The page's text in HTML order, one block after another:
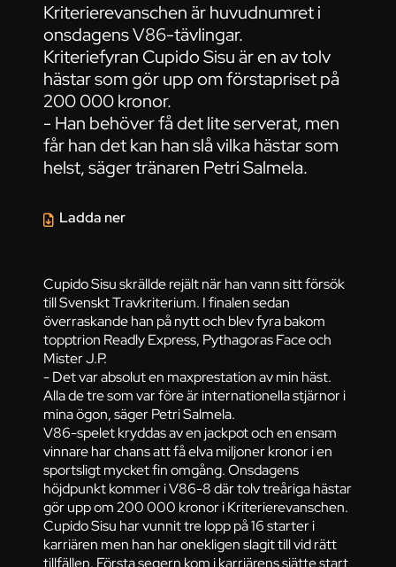
Kriterierevanschen är huvudnumret i
onsdagens V86-tävlingar.
Kriteriefyran Cupido Sisu är en av tolv
hästar som gör upp om förstapriset på
200 000 kronor.
- Han behöver få det lite serverat, men
får han det kan han slå vilka hästar som
helst, säger tränaren Petri Salmela.
Cupido Sisu skrällde rejält när han vann sitt försök
till Svenskt Travkriterium. I finalen sedan
överraskande han på nytt och blev fyra bakom
topptrion Readly Express, Pythagoras Face och
Mister J.P.
- Det var absolut en maxprestation av min häst.
Alla de tre som var före är internationella stjärnor i
mina ögon, säger Petri Salmela.
V86-spelet kryddas av en jackpot och en ensam
vinnare har chans att få elva miljoner kronor i en
sportsligt mycket fin omgång. Onsdagens
höjdpunkt kommer i V86-8 där tolv treåriga hästar
gör upp om 200 000 kronor i Kriterierevanschen.
Cupido Sisu har vunnit tre lopp på 16 starter i
karriären men han har onekligen slagit till vid rätt
tillfällen. Första segern kom i karriärens sjätte start
Ladda ner